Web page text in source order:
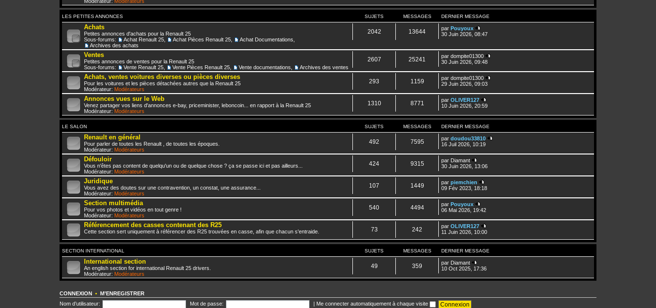
LES PETITES ANNONCES SUJETS MESSAGES DERNIER MESSAGE
Achats
Petites annonces d'achats pour la Renault 25
Sous-forums:
Achat Renault 25 Achat Pièces Renault 25 Achat Documentations
Archives des achats
2042 13644 parPouyoux
30 Juin 2026, 08:47
Ventes
Petites annonces de ventes pour la Renault 25
Sous-forums:
Vente Renault 25 Vente Pièces Renault 25 Vente documentations Archives des ventes
2607 25241 pardompite01300
30 Juin 2026, 09:48
Achats, ventes voitures diverses ou pièces diverses
Pour les voitures et les pièces détachées autres que la Renault 25
Modérateur: Modérateurs
293 1159 pardompite01300
29 Juin 2026, 09:03
Annonces vues sur le Web
Venez partager vos liens d'annonces e-bay, priceminister, leboncoin... en rapport à la Renault 25
Modérateur: Modérateurs
1310 8771 parOLIVER127
10 Juin 2026, 20:59
LE SALON SUJETS MESSAGES DERNIER MESSAGE
Renault en général
Pour parler de toutes les Renault , de toutes les époques.
Modérateur: Modérateurs
492 7595 pardoudou33810
16 Juil 2026, 10:19
Défouloir
Vous n'êtes pas content de quelqu'un ou de quelque chose ? ça se passe ici et pas ailleurs...
Modérateur: Modérateurs
424 9315 par Diamant
30 Juin 2026, 13:06
Juridique
Vous avez des doutes sur une contravention, un constat, une assurance...
Modérateur: Modérateurs
107 1449 parpiemchien
09 Fév 2023, 18:18
Section multimédia
Pour vos photos et vidéos en tout genre !
Modérateur: Modérateurs
540 4494 parPouyoux
06 Mai 2026, 19:42
Référencement des casses contenant des R25
Cette section sert uniquement à référencer des R25 trouvées en casse, afin que chacun s'entraide. 73 242 parOLIVER127
11 Juin 2026, 10:00
SECTION INTERNATIONAL SUJETS MESSAGES DERNIER MESSAGE
International section
An english section for international Renault 25 drivers.
Modérateur: Modérateurs
49 359 par Diamant
10 Oct 2025, 17:36
CONNEXION • M’ENREGISTRER
Nom d’utilisateur:
Mot de passe: Me connecter automatiquement à chaque visite